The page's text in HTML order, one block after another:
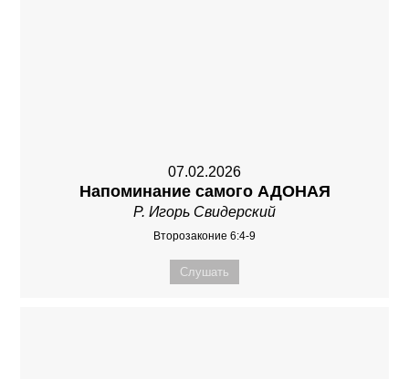
07.02.2026
Напоминание самого АДОНАЯ
Р. Игорь Свидерский
Второзаконие 6:4-9
Слушать